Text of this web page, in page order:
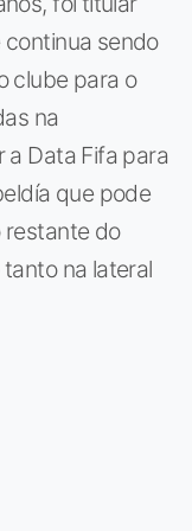
sendo
clube para o
na
Data Fifa para
que pode
restante do
na lateral